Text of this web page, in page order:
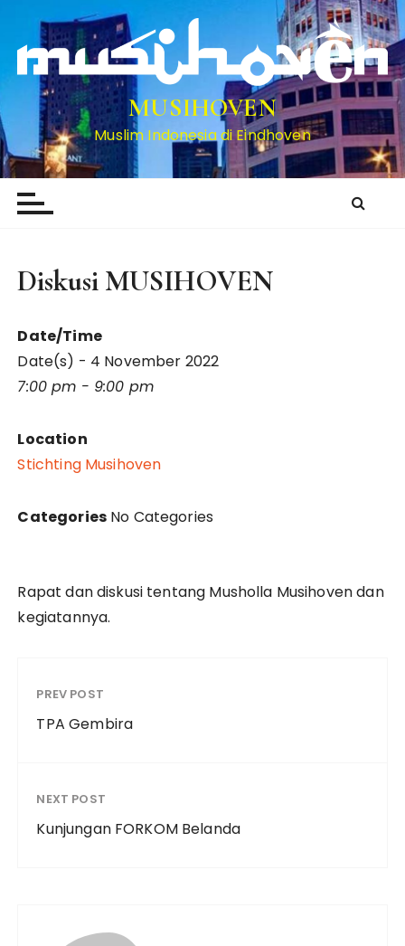
p
o
c
o
MUSIHOVEN
Muslim Indonesia di Eindhoven
Diskusi MUSIHOVEN
Date/Time
Date(s) - 4 November 2022
7:00 pm - 9:00 pm
Location
Stichting Musihoven
CategoriesNo Categories
Rapat dan diskusi tentang Musholla Musihoven dan
kegiatannya.
PREV POST
TPA Gembira
NEXT POST
Kunjungan FORKOM Belanda